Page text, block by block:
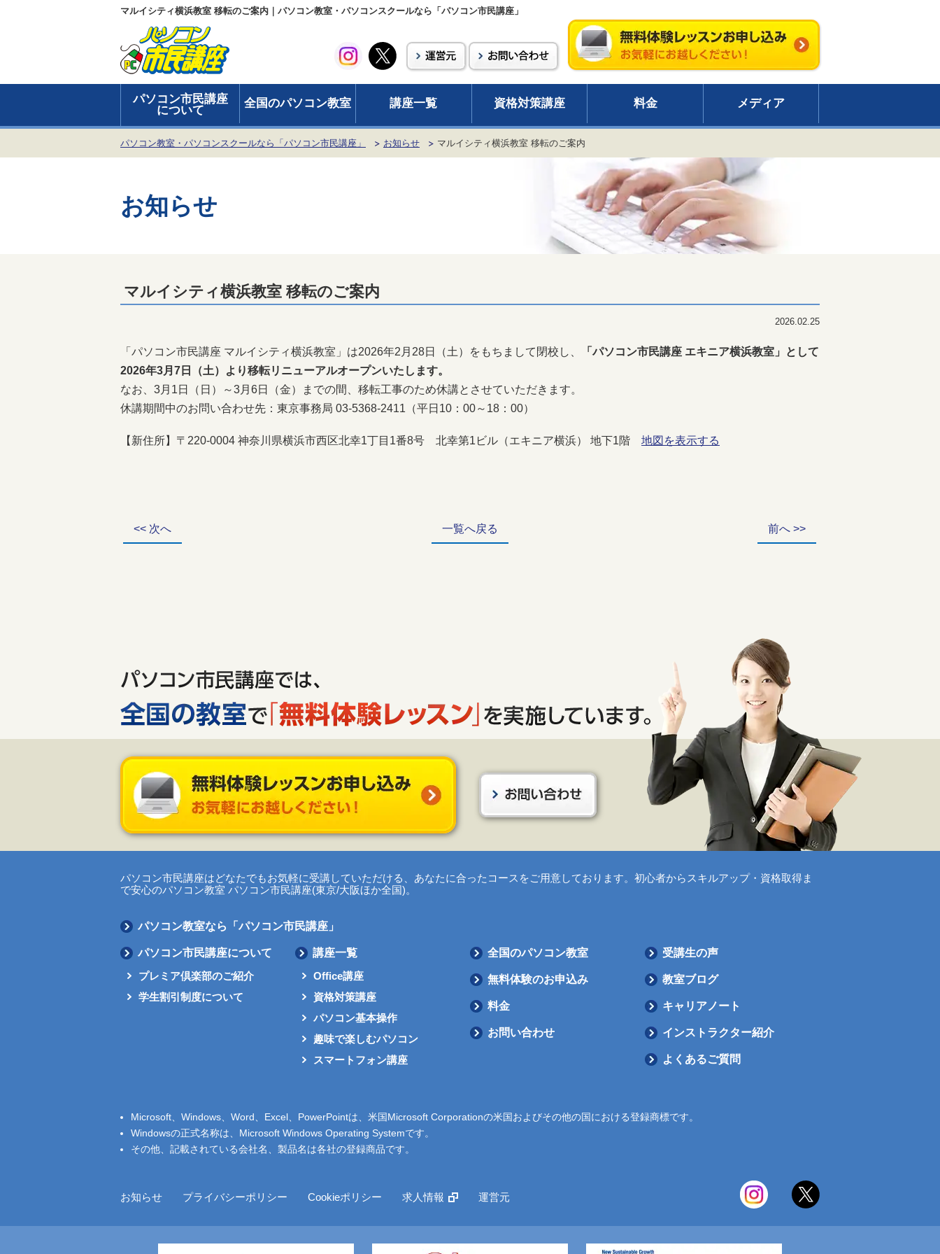
マルイシティ横浜教室 移転のご案内｜パソコン教室・パソコンスクールなら「パソコン市民講座」
パソコン市民講座
について
全国のパソコン教室 講座一覧 資格対策講座 料金 メディア
パソコン教室・パソコンスクールなら「パソコン市民講座」 お知らせ マルイシティ横浜教室 移転のご案内
お知らせ
マルイシティ横浜教室 移転のご案内
2026.02.25
「パソコン市民講座 マルイシティ横浜教室」は2026年2月28日（土）をもちまして閉校し、
「パソコン市民講座 エキニア横浜教室」として
2026年3月7日（土）より移転リニューアルオープンいたします。
なお、3月1日（日）～3月6日（金）までの間、移転工事のため休講とさせていただきます。
休講期間中のお問い合わせ先：東京事務局 03-5368-2411（平日10：00～18：00）
【新住所】〒220-0004 神奈川県横浜市西区北幸1丁目1番8号 北幸第1ビル（エキニア横浜） 地下1階 地図を表示する
<< 次へ 一覧へ戻る 前へ >>
パソコン市民講座はどなたでもお気軽に受講していただける、あなたに合ったコースをご用意しております。初心者からスキルアップ・資格取得ま
で安心のパソコン教室 パソコン市民講座(東京/大阪ほか全国)。
パソコン教室なら「パソコン市民講座」
パソコン市民講座について
プレミア倶楽部のご紹介
学生割引制度について
講座一覧
Office講座
資格対策講座
パソコン基本操作
趣味で楽しむパソコン
スマートフォン講座
全国のパソコン教室
無料体験のお申込み
料金
お問い合わせ
受講生の声
教室ブログ
キャリアノート
インストラクター紹介
よくあるご質問
Microsoft、Windows、Word、Excel、PowerPointは、米国Microsoft Corporationの米国およびその他の国における登録商標です。
Windowsの正式名称は、Microsoft Windows Operating Systemです。
その他、記載されている会社名、製品名は各社の登録商品です。
お知らせ プライバシーポリシー Cookieポリシー 求人情報 運営元